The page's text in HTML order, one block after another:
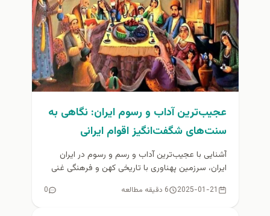
عجیب‌ترین آداب و رسوم ایران: نگاهی به
سنت‌های شگفت‌انگیز اقوام ایرانی
آشنایی با عجیب‌ترین آداب و رسم و رسوم در ایران
ایران، سرزمین پهناوری با تاریخی کهن و فرهنگی غنی
2025-01-21 6 دقیقه مطالعه 0